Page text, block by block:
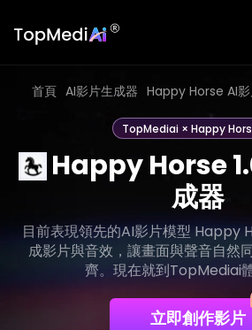
首頁 AI影片生成器 Happy Horse AI
TopMediai × Happy
Happy Horse
成器
目前表現領先的AI影片模型 Happy
成影片與音效，讓畫面與聲音自然
齊。現在就到TopMediai
立即創作影片